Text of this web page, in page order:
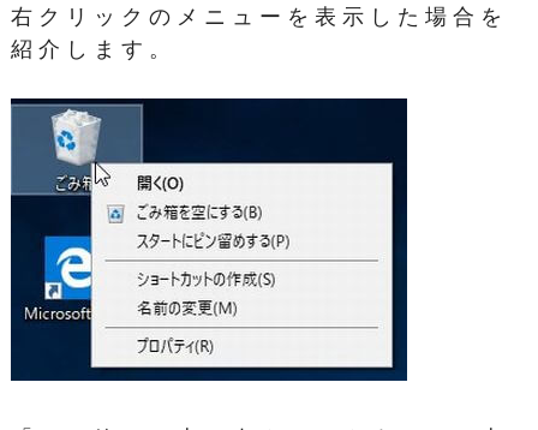
右クリックのメニューを表示した場合を
紹介します。